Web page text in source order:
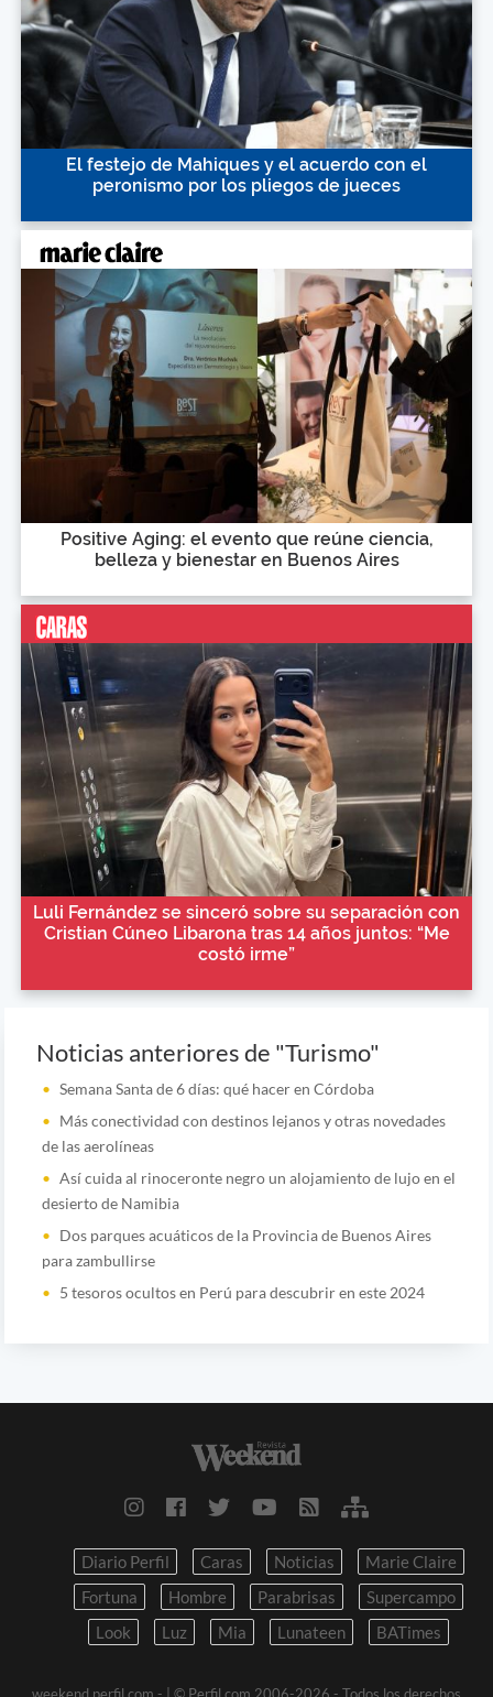
El festejo de Mahiques y el acuerdo con el
peronismo por los pliegos de jueces
Positive Aging: el evento que reúne ciencia,
belleza y bienestar en Buenos Aires
Luli Fernández se sinceró sobre su separación con
Cristian Cúneo Libarona tras 14 años juntos: “Me
costó irme”
Noticias anteriores de "Turismo"
Semana Santa de 6 días: qué hacer en Córdoba
Más conectividad con destinos lejanos y otras novedades
de las aerolíneas
Así cuida al rinoceronte negro un alojamiento de lujo en el
desierto de Namibia
Dos parques acuáticos de la Provincia de Buenos Aires
para zambullirse
5 tesoros ocultos en Perú para descubrir en este 2024
Diario Perfil Caras Noticias
Marie Claire
Fortuna
Hombre Parabrisas
Supercampo
Look
Luz Mia Lunateen BATimes